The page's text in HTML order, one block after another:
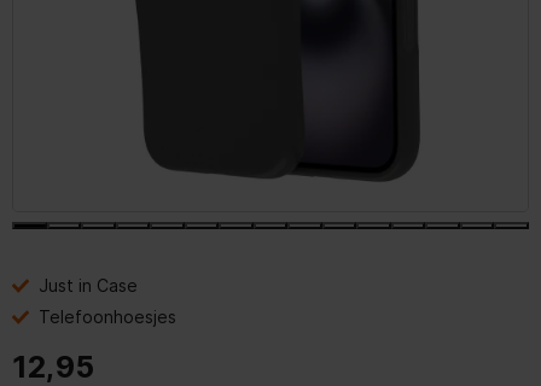
Just in Case
Telefoonhoesjes
12,95